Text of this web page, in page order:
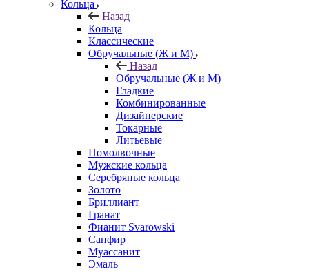
Кольца
Назад
Кольца
Классические
Обручальные (Ж и М)
Назад
Обручальные (Ж и М)
Гладкие
Комбинированные
Дизайнерские
Токарные
Литьевые
Помолвочные
Мужские кольца
Серебряные кольца
Золото
Бриллиант
Гранат
Фианит Svarowski
Сапфир
Муассанит
Эмаль